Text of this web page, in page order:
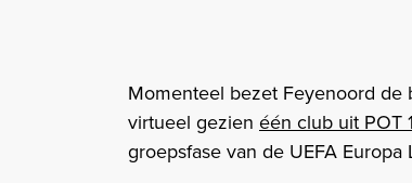
Momenteel bezet Feyenoord de
virtueel gezien één club uit POT 1
groepsfase van de UEFA Europa